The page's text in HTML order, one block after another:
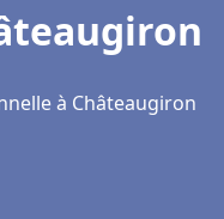
à Châteaugiron